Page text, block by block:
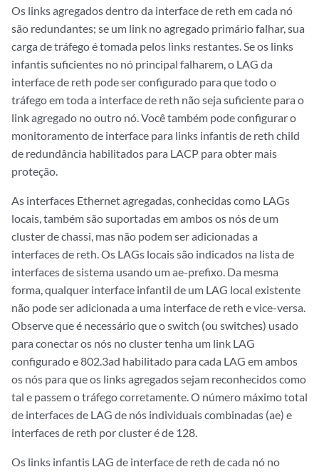
Os links agregados dentro da interface de reth em cada nó
são redundantes; se um link no agregado primário falhar, sua
carga de tráfego é tomada pelos links restantes. Se os links
infantis suficientes no nó principal falharem, o LAG da
interface de reth pode ser configurado para que todo o
tráfego em toda a interface de reth não seja suficiente para o
link agregado no outro nó. Você também pode configurar o
monitoramento de interface para links infantis de reth child
de redundância habilitados para LACP para obter mais
proteção.
As interfaces Ethernet agregadas, conhecidas como LAGs
locais, também são suportadas em ambos os nós de um
cluster de chassi, mas não podem ser adicionadas a
interfaces de reth. Os LAGs locais são indicados na lista de
interfaces de sistema usando um ae-prefixo. Da mesma
forma, qualquer interface infantil de um LAG local existente
não pode ser adicionada a uma interface de reth e vice-versa.
Observe que é necessário que o switch (ou switches) usado
para conectar os nós no cluster tenha um link LAG
configurado e 802.3ad habilitado para cada LAG em ambos
os nós para que os links agregados sejam reconhecidos como
tal e passem o tráfego corretamente. O número máximo total
de interfaces de LAG de nós individuais combinadas (ae) e
interfaces de reth por cluster é de 128.
Os links infantis LAG de interface de reth de cada nó no